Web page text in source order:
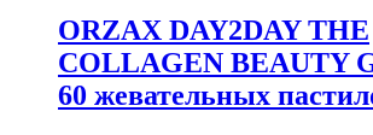
ORZAX DAY2DAY THE
COLLAGEN BEAUTY
60 жевательных